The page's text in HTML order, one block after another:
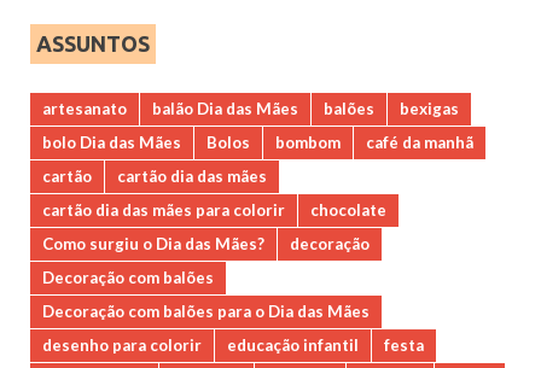
ASSUNTOS
artesanato balão Dia das Mães balões
bexigas
bolo Dia das Mães
Bolos bombom
café da manhã
cartão
cartão dia das mães
cartão dia das mães para colorir
chocolate
Como surgiu o Dia das Mães?
decoração
Decoração com balões
Decoração com balões para o Dia das Mães
desenho para colorir
educação infantil
festa